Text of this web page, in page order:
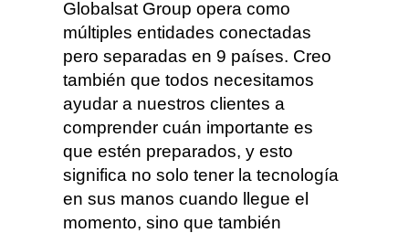
Globalsat Group opera como
múltiples entidades conectadas
pero separadas en 9 países. Creo
también que todos necesitamos
ayudar a nuestros clientes a
comprender cuán importante es
que estén preparados, y esto
significa no solo tener la tecnología
en sus manos cuando llegue el
momento, sino que también